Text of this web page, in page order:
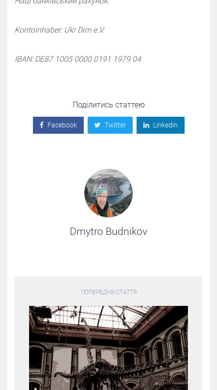
Kontoinhaber: Ukr Dim e.V.
IBAN: DE87 1005 0000 0191 1979 04
Поділитись статтею
Facebook Twitter Linkedin
Dmytro Budnikov
ПОПЕРЕДНЯ СТАТТЯ